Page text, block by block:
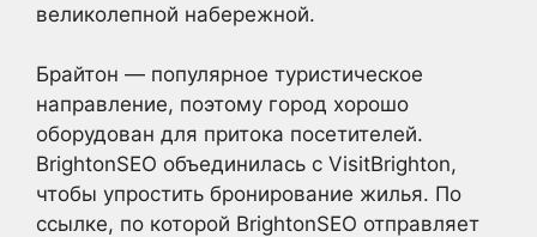
великолепной набережной.
Брайтон — популярное туристическое
направление, поэтому город хорошо
оборудован для притока посетителей.
BrightonSEO объединилась с VisitBrighton,
чтобы упростить бронирование жилья. По
ссылке, по которой BrightonSEO отправляет